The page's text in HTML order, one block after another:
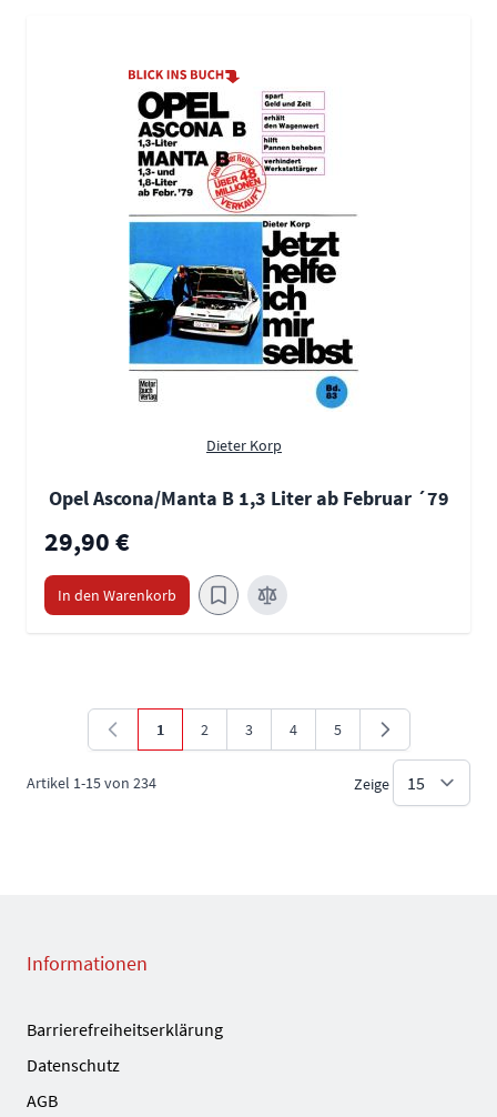
Dieter Korp
Opel Ascona/Manta B 1,3 Liter ab Februar ´79
29,90 €
In den Warenkorb
Artikel 1-15von 234
Sie lesen gerade die Seite
1 Seite
2 Seite
3 Seite
4 Seite
5
Zeige
Informationen
Barrierefreiheitserklärung
Datenschutz
AGB